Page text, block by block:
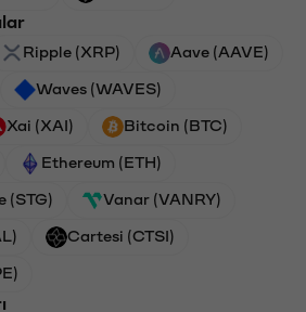
Ripple (XRP) Aave (AAVE)
Waves (WAVES)
Xai (XAI) Bitcoin (BTC)
Ethereum (ETH)
(STG) Vanar (VANRY)
Cartesi (CTSI)